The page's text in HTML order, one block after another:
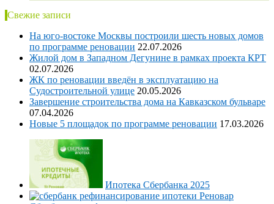
Свежие записи
На юго-востоке Москвы построили шесть новых домов
по программе реновации 22.07.2026
Жилой дом в Западном Дегунине в рамках проекта КРТ
02.07.2026
ЖК по реновации введён в эксплуатацию на
Судостроительной улице 20.05.2026
Завершение строительства дома на Кавказском бульваре
07.04.2026
Новые 5 площадок по программе реновации 17.03.2026
Ипотека Сбербанка 2025